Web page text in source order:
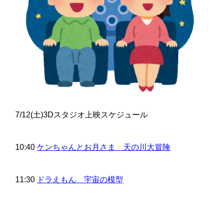
7/12(土)3Dスタジオ上映スケジュール
10:40ケンちゃんとお月さま 天の川大冒険
11:30 ドラえもん 宇宙の模型